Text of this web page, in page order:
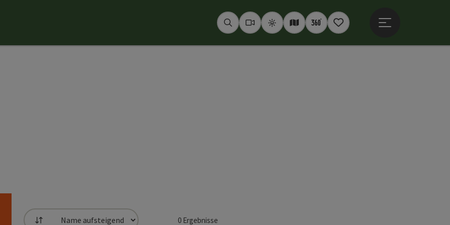
SuchenWebcams
WetterInteraktive Karte
360° Panoramen
Merkzettel
0Ergebnisse